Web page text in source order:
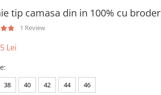
tip camasa din in 100% cu
1 Review
Lei
:
38 40 42 44 46